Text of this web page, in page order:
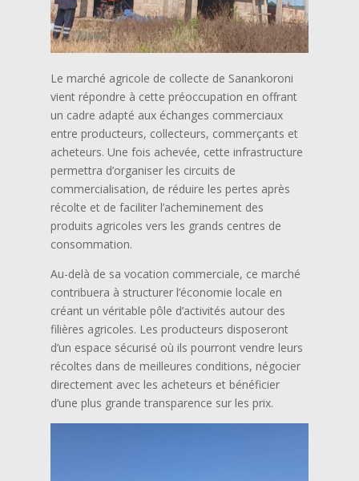
Le marché agricole de collecte de Sanankoroni
vient répondre à cette préoccupation en offrant
un cadre adapté aux échanges commerciaux
entre producteurs, collecteurs, commerçants et
acheteurs. Une fois achevée, cette infrastructure
permettra d’organiser les circuits de
commercialisation, de réduire les pertes après
récolte et de faciliter l’acheminement des
produits agricoles vers les grands centres de
consommation.
Au-delà de sa vocation commerciale, ce marché
contribuera à structurer l’économie locale en
créant un véritable pôle d’activités autour des
filières agricoles. Les producteurs disposeront
d’un espace sécurisé où ils pourront vendre leurs
récoltes dans de meilleures conditions, négocier
directement avec les acheteurs et bénéficier
d’une plus grande transparence sur les prix.